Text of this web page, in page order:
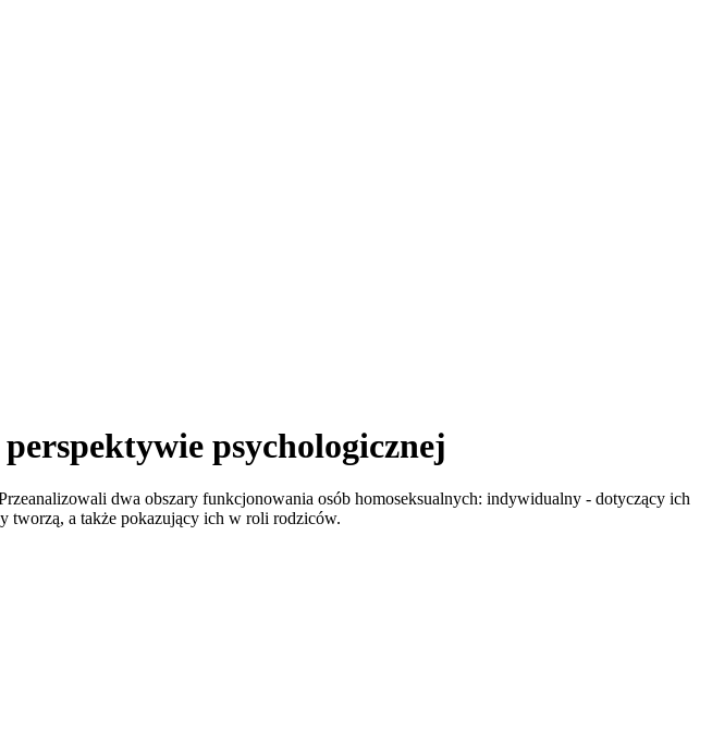
psychologicznej
dwa obszary funkcjonowania osób homoseksualnych: indywidualny - dotyczący ich
tworzą, a także pokazujący ich w roli rodziców.